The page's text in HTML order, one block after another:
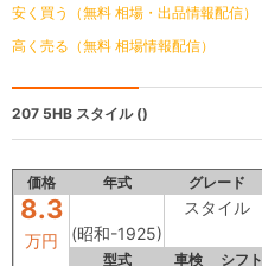
安く買う（無料 相場・出品情報配信）
高く売る（無料 相場情報配信）
207 5HB スタイル ()
価格 年式 グレード
8.3
万円 (昭和-1925)
スタイル
型式 車検 シフト